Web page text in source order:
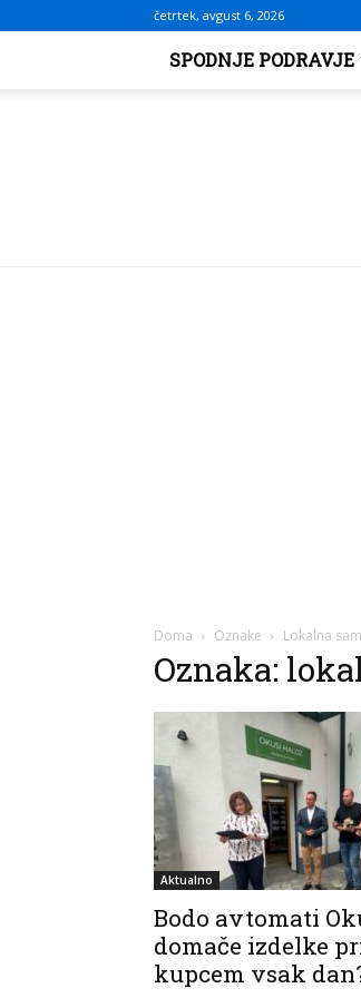
četrtek, avgust 6, 2026
SPODNJE PODRAVJE
Doma Oznake Lokalna
Oznaka:
Aktualno
Bodo avtomati
domače izdelke
kupcem vsak